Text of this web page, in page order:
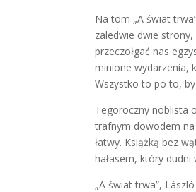
Na tom „A świat
zaledwie dwie
przeczołgać nas
minione wydarzenia,
Wszystko to po to,
Tegoroczny noblista
trafnym dowodem na
łatwy. Książką bez
hałasem, który
„A świat trwa”,